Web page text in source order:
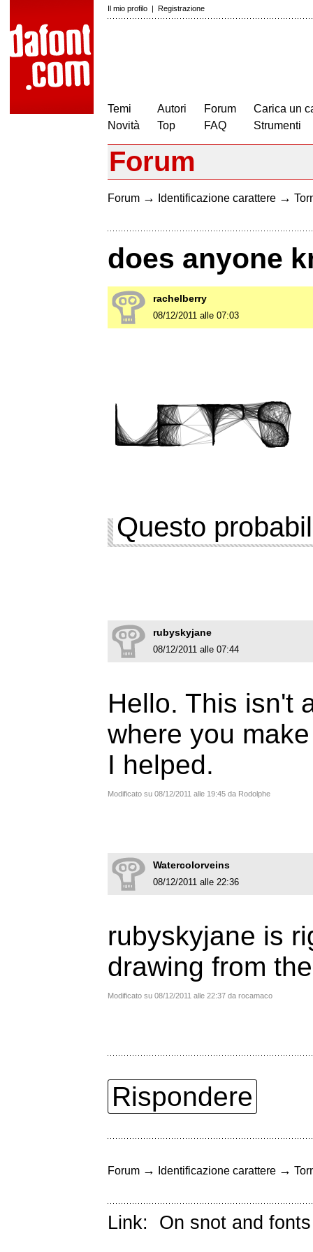
Il mio profilo | Registrazione
Temi
Novità
Autori
Top
Forum
FAQ
Carica un
Strumenti
Forum
Forum → Identificazione carattere →
does anyone
rachelberry
08/12/2011 alle 07:03
Questo
rubyskyjane
08/12/2011 alle 07:44
Hello. This isn't
where you
I helped.
Modificato su 08/12/2011 alle 19:45 da Rodolphe
Watercolorveins
08/12/2011 alle 22:36
rubyskyjane is
drawing from
Modificato su 08/12/2011 alle 22:37 da rocamaco
Rispondere
Forum → Identificazione carattere →
Link: On snot and fonts